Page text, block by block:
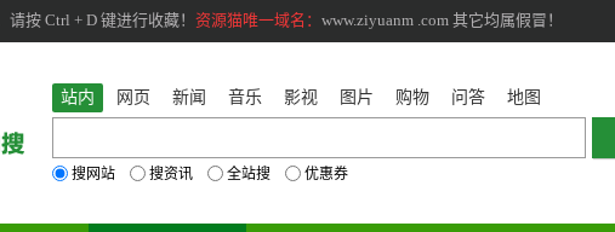
按 Ctrl + D 键进行收藏！ 资源猫唯一域名： www.ziyuanm .com 其它均属假冒！
站内 网页 新闻 音乐 影视 图片 购物 问答 地图
搜网站 搜资讯 全站搜 优惠券